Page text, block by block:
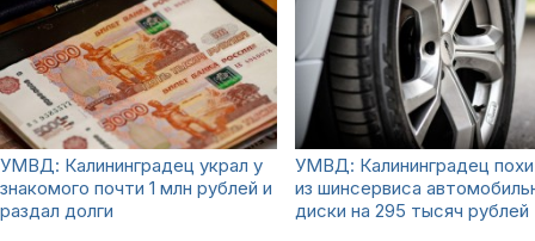
УМВД: Калининградец украл у
знакомого почти 1 млн рублей и
раздал долги
УМВД: Калининградец
из шинсервиса
диски на 295 тысяч рублей